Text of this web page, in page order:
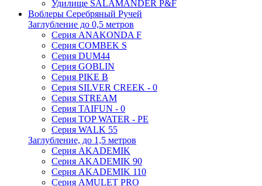
Удилище SALAMANDER P&F
Воблеры Серебряный Ручей
Заглубление до 0,5 метров
Серия ANAKONDA F
Серия COMBEK S
Серия DUM44
Серия GOBLIN
Серия PIKE B
Серия SILVER CREEK - 0
Серия STREAM
Серия TAIFUN - 0
Серия TOP WATER - PE
Серия WALK 55
Заглубление, до 1,5 метров
Серия AKADEMIK
Серия AKADEMIK 90
Серия AKADEMIK 110
Серия AMULET PRO